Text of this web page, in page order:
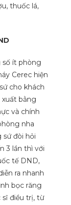
thuốc lá,
số ít phòng
Cerec hiện
cho khách
xuất bằng
và chính
nha
sứ đòi hỏi
3 lần thì với
tế DND,
ra nhanh
bọc răng
sĩ điều trị, từ